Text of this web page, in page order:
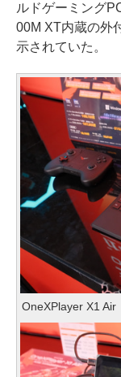
ルドゲーミング
00M XT内蔵の外
示されていた。
OneXPlayer X1 Air